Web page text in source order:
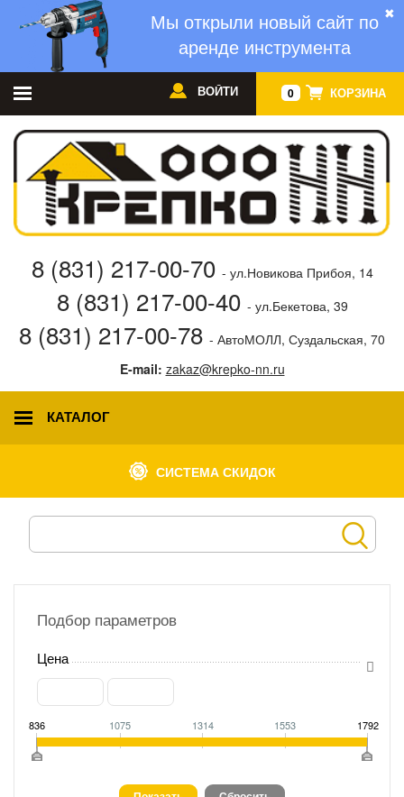
✖
Мы открыли новый сайт по
аренде инструмента
0 КОРЗИНА
ВОЙТИ
8 (831) 217-00-70 - ул.Новикова Прибоя, 14
8 (831) 217-00-40 - ул.Бекетова, 39
8 (831) 217-00-78 - АвтоМОЛЛ, Суздальская, 70
E-mail: zakaz@krepko-nn.ru
КАТАЛОГ
СИСТЕМА СКИДОК
Подбор параметров
Цена
836 1075 1314 1553 1792